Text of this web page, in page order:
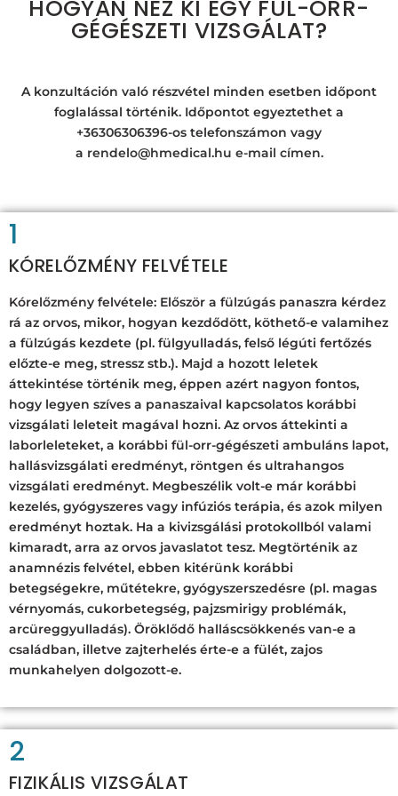
HOGYAN NÉZ KI EGY FÜL-ORR-
GÉGÉSZETI VIZSGÁLAT?
A konzultáción való részvétel minden esetben időpont
foglalással történik. Időpontot egyeztethet a
+36306306396-os telefonszámon vagy
a rendelo@hmedical.hu e-mail címen.
1
KÓRELŐZMÉNY FELVÉTELE
Kórelőzmény felvétele: Először a fülzúgás panaszra kérdez
rá az orvos, mikor, hogyan kezdődött, köthető-e valamihez
a fülzúgás kezdete (pl. fülgyulladás, felső légúti fertőzés
előzte-e meg, stressz stb.). Majd a hozott leletek
áttekintése történik meg, éppen azért nagyon fontos,
hogy legyen szíves a panaszaival kapcsolatos korábbi
vizsgálati leleteit magával hozni. Az orvos áttekinti a
laborleleteket, a korábbi fül-orr-gégészeti ambuláns lapot,
hallásvizsgálati eredményt, röntgen és ultrahangos
vizsgálati eredményt. Megbeszélik volt-e már korábbi
kezelés, gyógyszeres vagy infúziós terápia, és azok milyen
eredményt hoztak. Ha a kivizsgálási protokollból valami
kimaradt, arra az orvos javaslatot tesz. Megtörténik az
anamnézis felvétel, ebben kitérünk korábbi
betegségekre, műtétekre, gyógyszerszedésre (pl. magas
vérnyomás, cukorbetegség, pajzsmirigy problémák,
arcüreggyulladás). Öröklődő halláscsökkenés van-e a
családban, illetve zajterhelés érte-e a fülét, zajos
munkahelyen dolgozott-e.
2
FIZIKÁLIS VIZSGÁLAT